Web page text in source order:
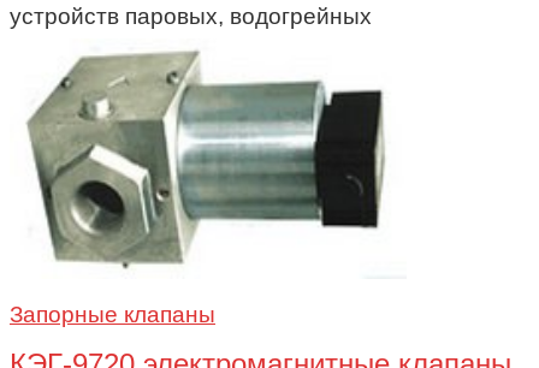
устройств паровых, водогрейных
Запорные клапаны